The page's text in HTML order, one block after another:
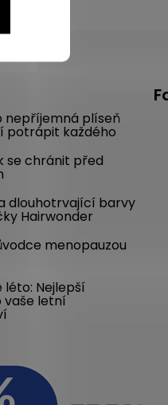
nepříjemná plíseň
potrápit každého
se chránit před
dlouhotrvající barvy
Hairwonder
menopauzou
Nejlepší
letní